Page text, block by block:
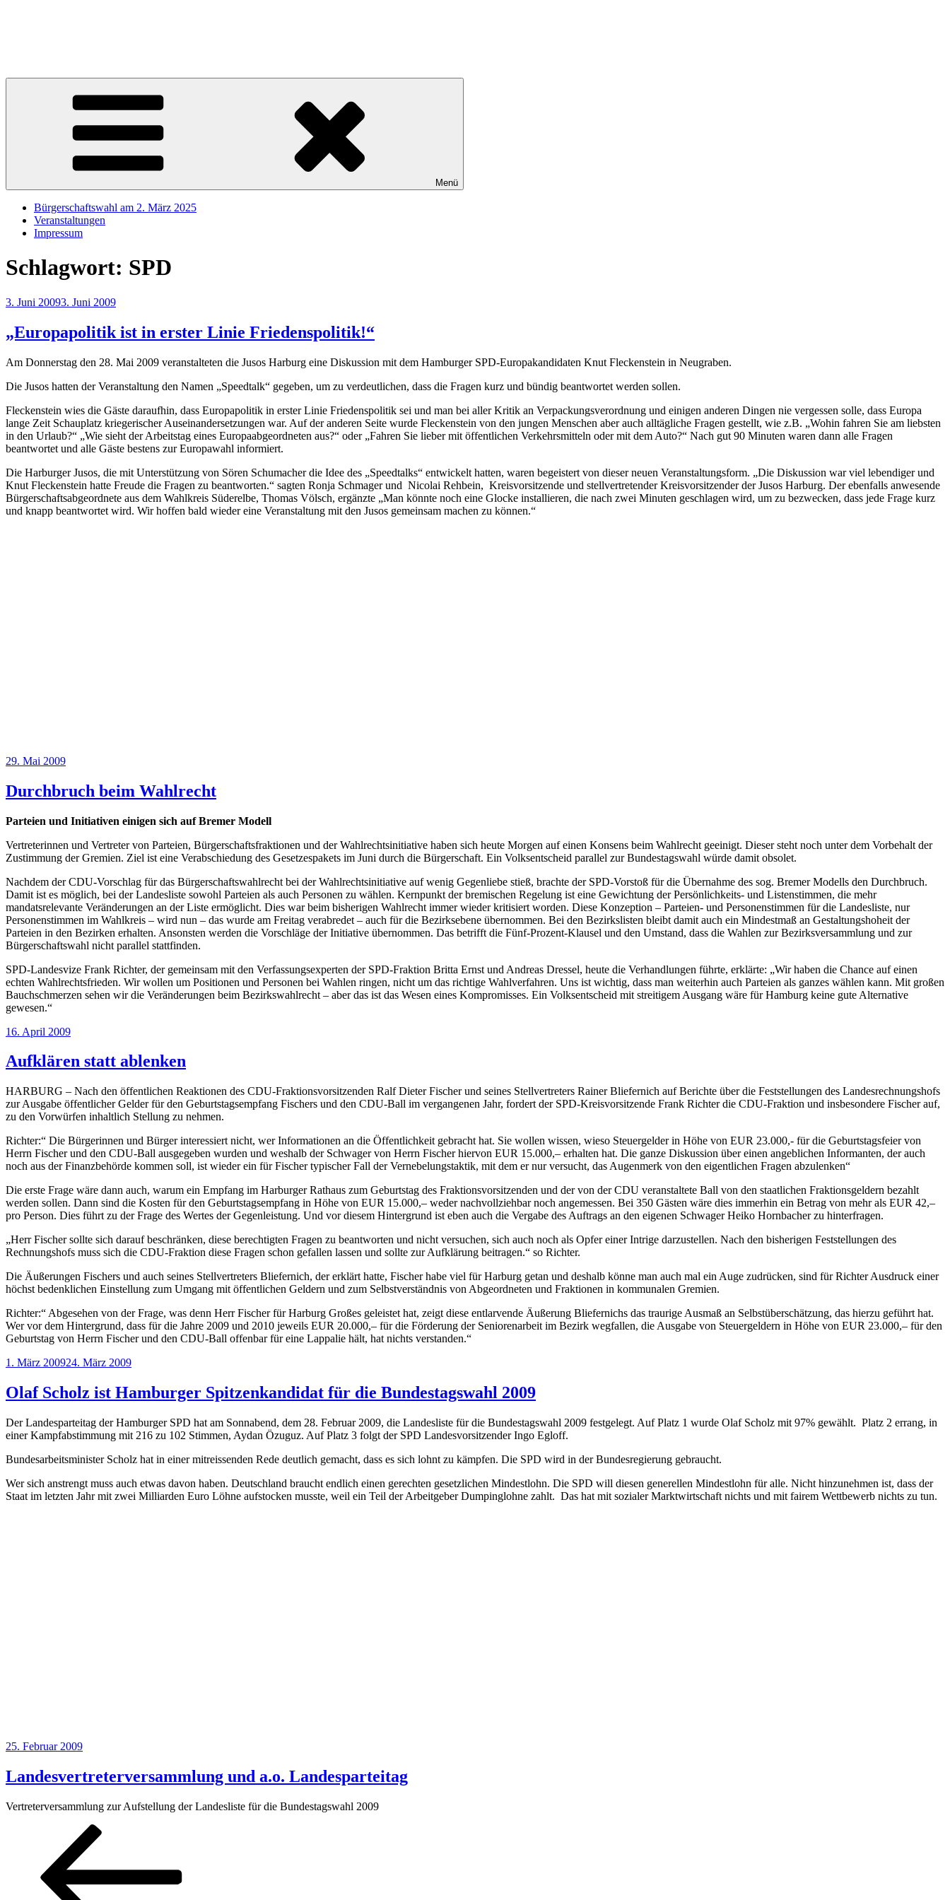
Menü
Bürgerschaftswahl am 2. März 2025
Veranstaltungen
Impressum
Schlagwort: SPD
Veröffentlicht
3. Juni 20093. Juni 2009
„Europapolitik ist in erster Linie Friedenspolitik!“
Am Donnerstag den 28. Mai 2009 veranstalteten die Jusos Harburg eine Diskussion mit dem Hamburger SPD-Europakandidaten Knut Fleckenstein in Neugraben.
Die Jusos hatten der Veranstaltung den Namen „Speedtalk“ gegeben, um zu verdeutlichen, dass die Fragen kurz und bündig beantwortet werden sollen.
Fleckenstein wies die Gäste daraufhin, dass Europapolitik in erster Linie Friedenspolitik sei und man bei aller Kritik an Verpackungsverordnung und einigen anderen Dingen nie vergessen solle, dass Europa
lange Zeit Schauplatz kriegerischer Auseinandersetzungen war. Auf der anderen Seite wurde Fleckenstein von den jungen Menschen aber auch alltägliche Fragen gestellt, wie z.B. „Wohin fahren Sie am liebsten
in den Urlaub?“ „Wie sieht der Arbeitstag eines Europaabgeordneten aus?“ oder „Fahren Sie lieber mit öffentlichen Verkehrsmitteln oder mit dem Auto?“ Nach gut 90 Minuten waren dann alle Fragen
beantwortet und alle Gäste bestens zur Europawahl informiert.
Die Harburger Jusos, die mit Unterstützung von Sören Schumacher die Idee des „Speedtalks“ entwickelt hatten, waren begeistert von dieser neuen Veranstaltungsform. „Die Diskussion war viel lebendiger und
Knut Fleckenstein hatte Freude die Fragen zu beantworten.“ sagten Ronja Schmager und Nicolai Rehbein, Kreisvorsitzende und stellvertretender Kreisvorsitzender der Jusos Harburg. Der ebenfalls anwesende
Bürgerschaftsabgeordnete aus dem Wahlkreis Süderelbe, Thomas Völsch, ergänzte „Man könnte noch eine Glocke installieren, die nach zwei Minuten geschlagen wird, um zu bezwecken, dass jede Frage kurz
und knapp beantwortet wird. Wir hoffen bald wieder eine Veranstaltung mit den Jusos gemeinsam machen zu können.“
Veröffentlicht
29. Mai 2009
Durchbruch beim Wahlrecht
Parteien und Initiativen einigen sich auf Bremer Modell
Vertreterinnen und Vertreter von Parteien, Bürgerschaftsfraktionen und der Wahlrechtsinitiative haben sich heute Morgen auf einen Konsens beim Wahlrecht geeinigt. Dieser steht noch unter dem Vorbehalt der
Zustimmung der Gremien. Ziel ist eine Verabschiedung des Gesetzespakets im Juni durch die Bürgerschaft. Ein Volksentscheid parallel zur Bundestagswahl würde damit obsolet.
Nachdem der CDU-Vorschlag für das Bürgerschaftswahlrecht bei der Wahlrechtsinitiative auf wenig Gegenliebe stieß, brachte der SPD-Vorstoß für die Übernahme des sog. Bremer Modells den Durchbruch.
Damit ist es möglich, bei der Landesliste sowohl Parteien als auch Personen zu wählen. Kernpunkt der bremischen Regelung ist eine Gewichtung der Persönlichkeits- und Listenstimmen, die mehr
mandatsrelevante Veränderungen an der Liste ermöglicht. Dies war beim bisherigen Wahlrecht immer wieder kritisiert worden. Diese Konzeption – Parteien- und Personenstimmen für die Landesliste, nur
Personenstimmen im Wahlkreis – wird nun – das wurde am Freitag verabredet – auch für die Bezirksebene übernommen. Bei den Bezirkslisten bleibt damit auch ein Mindestmaß an Gestaltungshoheit der
Parteien in den Bezirken erhalten. Ansonsten werden die Vorschläge der Initiative übernommen. Das betrifft die Fünf-Prozent-Klausel und den Umstand, dass die Wahlen zur Bezirksversammlung und zur
Bürgerschaftswahl nicht parallel stattfinden.
SPD-Landesvize Frank Richter, der gemeinsam mit den Verfassungsexperten der SPD-Fraktion Britta Ernst und Andreas Dressel, heute die Verhandlungen führte, erklärte: „Wir haben die Chance auf einen
echten Wahlrechtsfrieden. Wir wollen um Positionen und Personen bei Wahlen ringen, nicht um das richtige Wahlverfahren. Uns ist wichtig, dass man weiterhin auch Parteien als ganzes wählen kann. Mit großen
Bauchschmerzen sehen wir die Veränderungen beim Bezirkswahlrecht – aber das ist das Wesen eines Kompromisses. Ein Volksentscheid mit streitigem Ausgang wäre für Hamburg keine gute Alternative
gewesen.“
Veröffentlicht
16. April 2009
Aufklären statt ablenken
HARBURG – Nach den öffentlichen Reaktionen des CDU-Fraktionsvorsitzenden Ralf Dieter Fischer und seines Stellvertreters Rainer Bliefernich auf Berichte über die Feststellungen des Landesrechnungshofs
zur Ausgabe öffentlicher Gelder für den Geburtstagsempfang Fischers und den CDU-Ball im vergangenen Jahr, fordert der SPD-Kreisvorsitzende Frank Richter die CDU-Fraktion und insbesondere Fischer auf,
zu den Vorwürfen inhaltlich Stellung zu nehmen.
Richter:“ Die Bürgerinnen und Bürger interessiert nicht, wer Informationen an die Öffentlichkeit gebracht hat. Sie wollen wissen, wieso Steuergelder in Höhe von EUR 23.000,- für die Geburtstagsfeier von
Herrn Fischer und den CDU-Ball ausgegeben wurden und weshalb der Schwager von Herrn Fischer hiervon EUR 15.000,– erhalten hat. Die ganze Diskussion über einen angeblichen Informanten, der auch
noch aus der Finanzbehörde kommen soll, ist wieder ein für Fischer typischer Fall der Vernebelungstaktik, mit dem er nur versucht, das Augenmerk von den eigentlichen Fragen abzulenken“
Die erste Frage wäre dann auch, warum ein Empfang im Harburger Rathaus zum Geburtstag des Fraktionsvorsitzenden und der von der CDU veranstaltete Ball von den staatlichen Fraktionsgeldern bezahlt
werden sollen. Dann sind die Kosten für den Geburtstagsempfang in Höhe von EUR 15.000,– weder nachvollziehbar noch angemessen. Bei 350 Gästen wäre dies immerhin ein Betrag von mehr als EUR 42,–
pro Person. Dies führt zu der Frage des Wertes der Gegenleistung. Und vor diesem Hintergrund ist eben auch die Vergabe des Auftrags an den eigenen Schwager Heiko Hornbacher zu hinterfragen.
„Herr Fischer sollte sich darauf beschränken, diese berechtigten Fragen zu beantworten und nicht versuchen, sich auch noch als Opfer einer Intrige darzustellen. Nach den bisherigen Feststellungen des
Rechnungshofs muss sich die CDU-Fraktion diese Fragen schon gefallen lassen und sollte zur Aufklärung beitragen.“ so Richter.
Die Äußerungen Fischers und auch seines Stellvertreters Bliefernich, der erklärt hatte, Fischer habe viel für Harburg getan und deshalb könne man auch mal ein Auge zudrücken, sind für Richter Ausdruck einer
höchst bedenklichen Einstellung zum Umgang mit öffentlichen Geldern und zum Selbstverständnis von Abgeordneten und Fraktionen in kommunalen Gremien.
Richter:“ Abgesehen von der Frage, was denn Herr Fischer für Harburg Großes geleistet hat, zeigt diese entlarvende Äußerung Bliefernichs das traurige Ausmaß an Selbstüberschätzung, das hierzu geführt hat.
Wer vor dem Hintergrund, dass für die Jahre 2009 und 2010 jeweils EUR 20.000,– für die Förderung der Seniorenarbeit im Bezirk wegfallen, die Ausgabe von Steuergeldern in Höhe von EUR 23.000,– für den
Geburtstag von Herrn Fischer und den CDU-Ball offenbar für eine Lappalie hält, hat nichts verstanden.“
Veröffentlicht
1. März 200924. März 2009
Olaf Scholz ist Hamburger Spitzenkandidat für die Bundestagswahl 2009
Der Landesparteitag der Hamburger SPD hat am Sonnabend, dem 28. Februar 2009, die Landesliste für die Bundestagswahl 2009 festgelegt. Auf Platz 1 wurde Olaf Scholz mit 97% gewählt. Platz 2 errang, in
einer Kampfabstimmung mit 216 zu 102 Stimmen, Aydan Özuguz. Auf Platz 3 folgt der SPD Landesvorsitzender Ingo Egloff.
Bundesarbeitsminister Scholz hat in einer mitreissenden Rede deutlich gemacht, dass es sich lohnt zu kämpfen. Die SPD wird in der Bundesregierung gebraucht.
Wer sich anstrengt muss auch etwas davon haben. Deutschland braucht endlich einen gerechten gesetzlichen Mindestlohn. Die SPD will diesen generellen Mindestlohn für alle. Nicht hinzunehmen ist, dass der
Staat im letzten Jahr mit zwei Milliarden Euro Löhne aufstocken musste, weil ein Teil der Arbeitgeber Dumpinglohne zahlt. Das hat mit sozialer Marktwirtschaft nichts und mit fairem Wettbewerb nichts zu tun.
Veröffentlicht
25. Februar 2009
Landesvertreterversammlung und a.o. Landesparteitag
Vertreterversammlung zur Aufstellung der Landesliste für die Bundestagswahl 2009
Seitennummerierung
Beiträge